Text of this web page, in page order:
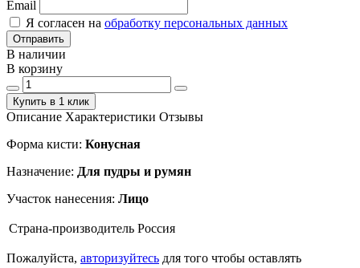
Email
Я согласен на обработку персональных данных
Отправить
В наличии
В корзину
Купить в 1 клик
Описание Характеристики Отзывы
Форма кисти: Конусная
Назначение: Для пудры и румян
Участок нанесения: Лицо
Страна-производитель Россия
Пожалуйста, авторизуйтесь для того чтобы оставлять